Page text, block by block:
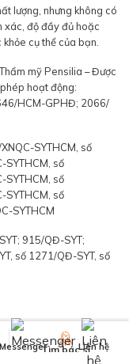
lượng, nhưng không có
xác, độ đầy đủ hoặc
cụ thể của bạn.
mỹ Pensilia – Được
hoạt động:
HCM-GPHĐ; 2066/
SYTHCM, số
SYTHCM, số
SYTHCM, số
SYTHCM, số
SYTHCM
915/QĐ-SYT;
số 1271/QĐ-SYT, số
Tìm bác sĩ
Messenger Liên hệ